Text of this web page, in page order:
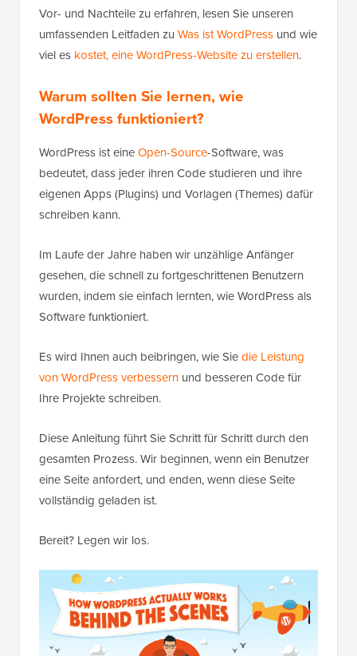
Vor- und Nachteile zu erfahren, lesen Sie unseren
umfassenden Leitfaden zu Was ist WordPress und wie
viel es kostet, eine WordPress-Website zu erstellen.
Warum sollten Sie lernen, wie
WordPress funktioniert?
WordPress ist eineOpen-Source-Software, was
bedeutet, dass jeder ihren Code studieren und ihre
eigenen Apps (Plugins) und Vorlagen (Themes) dafür
schreiben kann.
Im Laufe der Jahre haben wir unzählige Anfänger
gesehen, die schnell zu fortgeschrittenen Benutzern
wurden, indem sie einfach lernten, wie WordPress als
Software funktioniert.
Es wird Ihnen auch beibringen, wie Siedie Leistung
von WordPress verbessern und besseren Code für
Ihre Projekte schreiben.
Diese Anleitung führt Sie Schritt für Schritt durch den
gesamten Prozess. Wir beginnen, wenn ein Benutzer
eine Seite anfordert, und enden, wenn diese Seite
vollständig geladen ist.
Bereit? Legen wir los.